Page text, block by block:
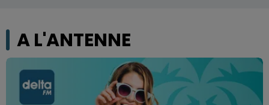
A L'ANTENNE